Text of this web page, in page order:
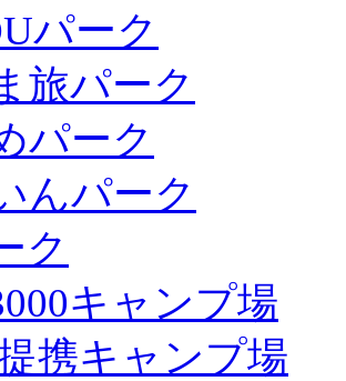
パーク
旅パーク
パーク
んパーク
ク
キャンプ場
携キャンプ場